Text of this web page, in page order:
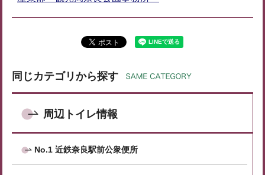
同じカテゴリから探す
周辺トイレ情報
No.1 近鉄奈良駅前公衆便所